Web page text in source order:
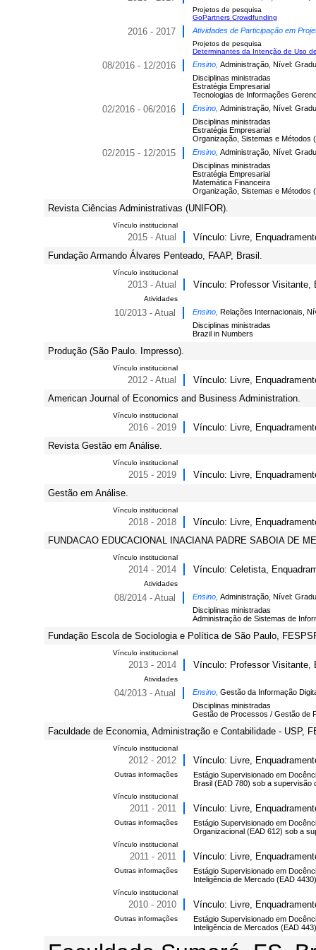
Projetos de pesquisa
GoPartners Crowdfunding
2016 - 2017 Atividades de Participação em
Projetos de pesquisa
Determinantes da Intenção de Uso
08/2016 - 12/2016 Ensino, Administração, Nível:
Disciplinas ministradas
Estratégia Empresarial
Tecnologias de Informações
02/2016 - 06/2016 Ensino, Administração, Nível:
Disciplinas ministradas
Estratégia Empresarial
Organização, Sistemas e Métodos
02/2015 - 12/2015 Ensino, Administração, Nível:
Disciplinas ministradas
Estratégia Empresarial
Matemática Financeira
Organização, Sistemas e Métodos
Revista Ciências Administrativas (UNIFOR).
Vínculo institucional
2015 - Atual
Vínculo: Livre,
Fundação Armando Álvares Penteado, FAAP, Brasil.
Vínculo institucional
2013 - Atual Vínculo: Professor Visitante,
Atividades
10/2013 - Atual Ensino, Relações Internacionais,
Disciplinas ministradas
Brazil in Numbers
Produção (São Paulo. Impresso).
Vínculo institucional
2012 - Atual
Vínculo: Livre,
American Journal of Economics and Business Administration.
Vínculo institucional
2016 - 2019
Vínculo: Livre,
Revista Gestão em Análise.
Vínculo institucional
2015 - 2019
Vínculo: Livre,
Gestão em Análise.
Vínculo institucional
2018 - 2018
Vínculo: Livre,
FUNDACAO EDUCACIONAL INACIANA PADRE SABOIA DE
Vínculo institucional
2014 - 2014 Vínculo: Celetista,
Atividades
08/2014 - Atual Ensino, Administração, Nível:
Disciplinas ministradas
Administração de Sistemas de
Fundação Escola de Sociologia e Política de São Paulo,
Vínculo institucional
2013 - 2014 Vínculo: Professor Visitante,
Atividades
04/2013 - Atual Ensino, Gestão da Informação
Disciplinas ministradas
Gestão de Processos / Gestão de
Faculdade de Economia, Administração e Contabilidade - USP,
Vínculo institucional
2012 - 2012 Vínculo: Livre,
Outras informações
Estágio Supervisionado em
Brasil (EAD 780) sob a supervisão
Vínculo institucional
2011 - 2011 Vínculo: Livre,
Outras informações
Estágio Supervisionado em
Organizacional (EAD 612) sob a
Vínculo institucional
2011 - 2011 Vínculo: Livre,
Outras informações
Estágio Supervisionado em
Inteligência de Mercado (EAD
Vínculo institucional
2010 - 2010 Vínculo: Livre,
Outras informações
Estágio Supervisionado em
Inteligência de Mercados (EAD